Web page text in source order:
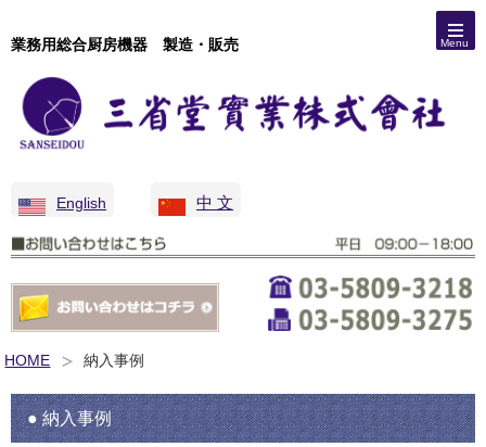
業務用総合厨房機器 製造・販売
English 中 文
Menu
HOME 納入事例
● 納入事例